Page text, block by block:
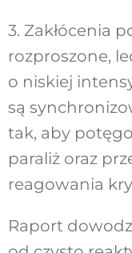
3. Zakłócenia
rozproszone,
o niskiej
są
tak, aby
paraliż oraz
reagowania
Raport